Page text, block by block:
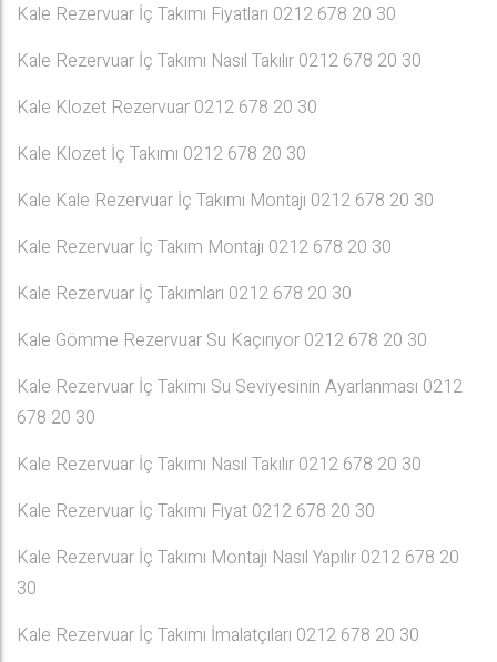
Kale Rezervuar İç Takımı Fiyatları 0212 678 20 30
Kale Rezervuar İç Takımı Nasıl Takılır 0212 678 20 30
Kale Klozet Rezervuar 0212 678 20 30
Kale Klozet İç Takımı 0212 678 20 30
Kale Kale Rezervuar İç Takımı Montajı 0212 678 20 30
Kale Rezervuar İç Takım Montajı 0212 678 20 30
Kale Rezervuar İç Takımları 0212 678 20 30
Kale Gömme Rezervuar Su Kaçırıyor 0212 678 20 30
Kale Rezervuar İç Takımı Su Seviyesinin Ayarlanması 0212
678 20 30
Kale Rezervuar İç Takımı Nasıl Takılır 0212 678 20 30
Kale Rezervuar İç Takımı Fiyat 0212 678 20 30
Kale Rezervuar İç Takımı Montajı Nasıl Yapılır 0212 678 20
30
Kale Rezervuar İç Takımı İmalatçıları 0212 678 20 30